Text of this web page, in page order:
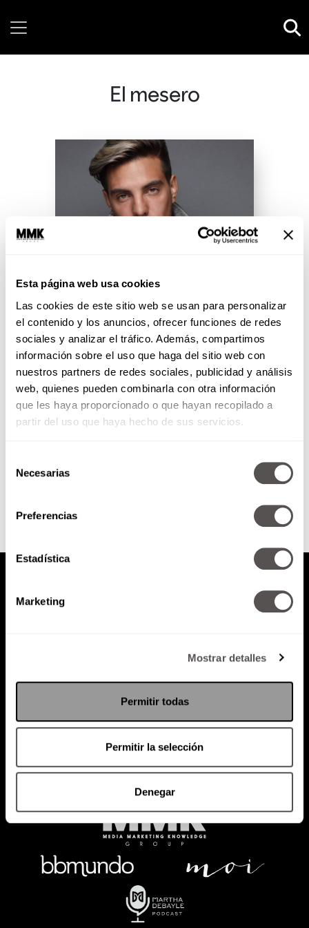
Esta página web usa cookies
Las cookies de este sitio web se usan para personalizar
el contenido y los anuncios, ofrecer funciones de redes
sociales y analizar el tráfico. Además, compartimos
información sobre el uso que haga del sitio web con
nuestros partners de redes sociales, publicidad y análisis
web, quienes pueden combinarla con otra información
que les haya proporcionado o que hayan recopilado a
partir del uso que haya hecho de sus servicios.
Necesarias
Preferencias
Estadística
Marketing
Mostrar detalles
Permitir todas
Permitir la selección
Denegar
El mesero
¡Vadhir Derbez is in da house!
Nos viene a hablar del
lanzamiento de su nuevo sencillo
junto a Ximena Sariñana “Te
Confieso” y del estreno de...
Política de Privacidad
PODCAST RADIO MARTHA EVENTOS
SACA TU ID